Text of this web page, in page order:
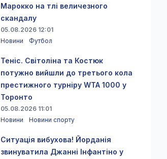
Марокко на тлі величезного
скандалу
05.08.2026 12:01
Новини
Футбол
Теніс. Світоліна та Костюк
потужно вийшли до третього кола
престижного турніру WTA 1000 у
Торонто
05.08.2026 11:01
Новини
Новини спорту
Ситуація вибухова! Йорданія
звинуватила Джанні Інфантіно у